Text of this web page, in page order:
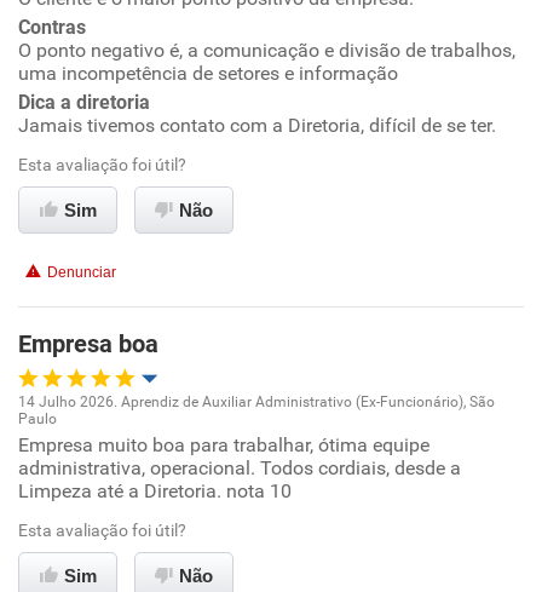
Conciliação com a vida familiar
Benefícios
Contras
O ponto negativo é, a comunicação e divisão de trabalhos,
uma incompetência de setores e informação
Dica a diretoria
Jamais tivemos contato com a Diretoria, difícil de se ter.
Esta avaliação foi útil?
Sim Não
Denunciar
Empresa boa
Oportunidade de promoção
Ambiente de trabalho
Conciliação com a vida familiar
14 Julho 2026. Aprendiz de Auxiliar Administrativo (Ex-Funcionário), São
Paulo
Empresa muito boa para trabalhar, ótima equipe
administrativa, operacional. Todos cordiais, desde a
Limpeza até a Diretoria. nota 10
Esta avaliação foi útil?
Sim Não